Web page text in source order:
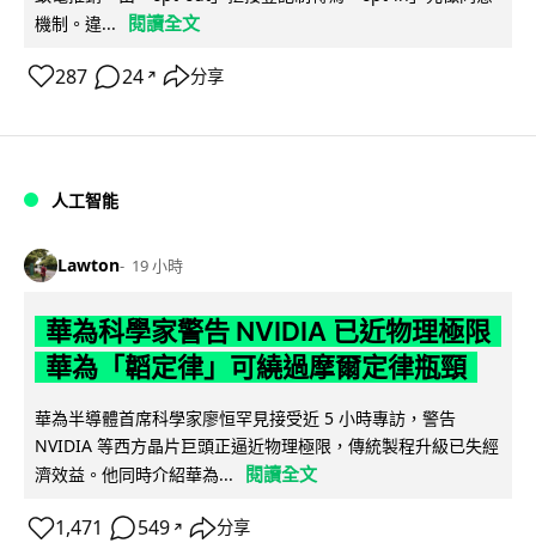
機制。違...
閱讀全文
287 24 ↗ 分享
人工智能
Lawton 19 小時
華為科學家警告 NVIDIA 已近物理極限
華為「韜定律」可繞過摩爾定律瓶頸
華為半導體首席科學家廖恒罕見接受近 5 小時專訪，警告
NVIDIA 等西方晶片巨頭正逼近物理極限，傳統製程升級已失經
濟效益。他同時介紹華為...
閱讀全文
1,471 549 ↗ 分享